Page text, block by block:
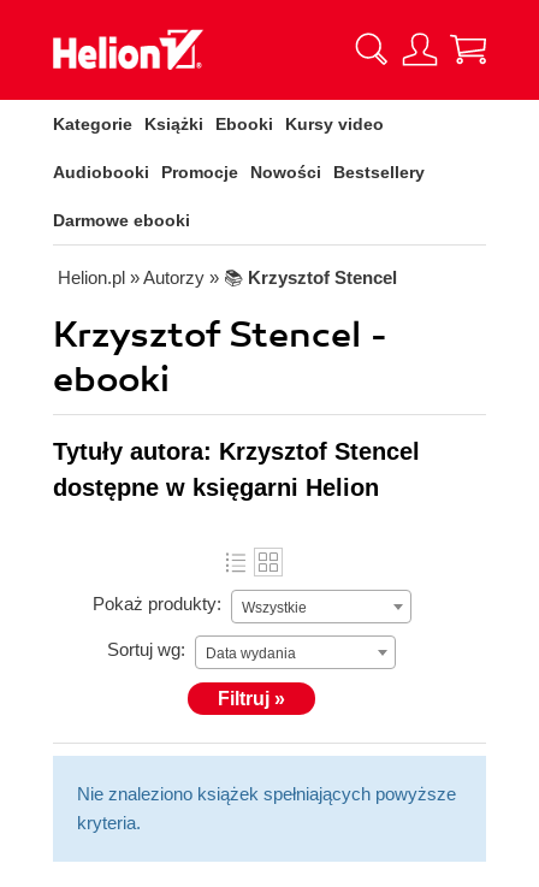
Kategorie Książki Ebooki Kursy video
Audiobooki Promocje Nowości Bestsellery
Darmowe ebooki
Helion.pl » Autorzy » 📚 Krzysztof Stencel
Krzysztof Stencel -
ebooki
Tytuły autora: Krzysztof Stencel
dostępne w księgarni Helion
Pokaż produkty: Wszystkie
Sortuj wg: Data wydania
Filtruj »
Nie znaleziono książek spełniających powyższe
kryteria.